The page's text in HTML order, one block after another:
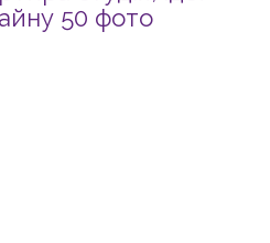
50 фото